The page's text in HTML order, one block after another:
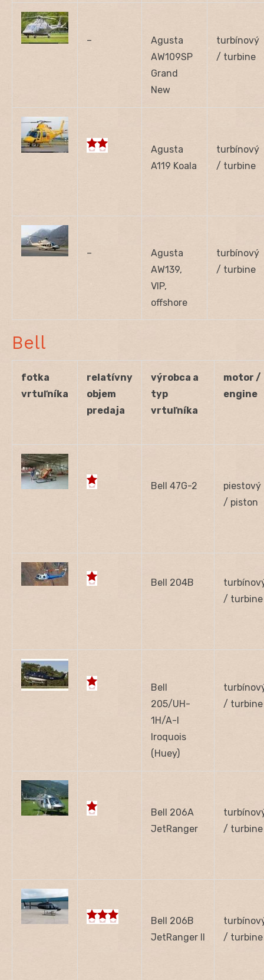
–
Agusta
AW109SP
Grand
New
turbínový
/ turbine
Agusta
A119 Koala
turbínový
/ turbine
–
Agusta
AW139,
VIP,
offshore
turbínový
/ turbine
Bell
fotka
vrtuľníka
relatívny
objem
predaja
výrobca a
typ
vrtuľníka
motor /
engine
Bell 47G-2
piestový
/ piston
Bell 204B
/ turbine
Bell
205/UH-
1H/A-I
Iroquois
(Huey)
/ turbine
Bell 206A
JetRanger
/ turbine
Bell 206B
JetRanger II
/ turbine